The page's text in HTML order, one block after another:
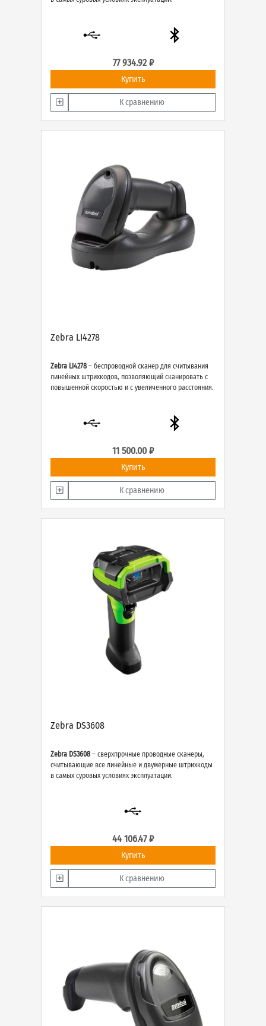
77 934.92 ₽
Купить
К сравнению
Zebra LI4278
Zebra LI4278 – беспроводной сканер для считывания
линейных штрихкодов, позволяющий сканировать с
повышенной скоростью и с увеличенного расстояния.
11 500.00 ₽
Купить
К сравнению
Zebra DS3608
Zebra DS3608 – сверхпрочные проводные сканеры,
считывающие все линейные и двумерные штрихкоды
в самых суровых условиях эксплуатации.
44 106.47 ₽
Купить
К сравнению